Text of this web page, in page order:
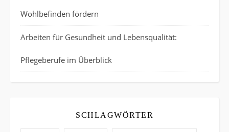
Wohlbefinden fördern
Arbeiten für Gesundheit und Lebensqualität:
Pflegeberufe im Überblick
SCHLAGWÖRTER